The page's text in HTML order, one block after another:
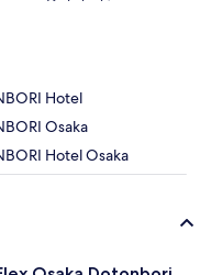
Hotel
Osaka
Hotel Osaka